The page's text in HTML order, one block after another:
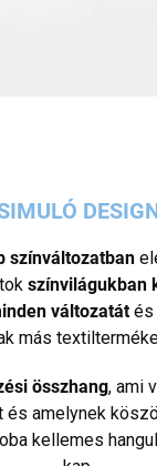
színváltozatban
színvilágukban
változatátés
más
összhang, ami
és amelynek
kellemes